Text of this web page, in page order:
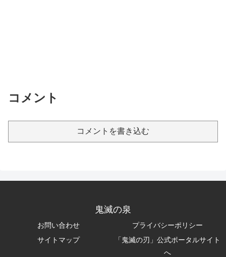
コメント
コメントを書き込む
鬼滅の泉
お問い合わせ
プライバシーポリシー
サイトマップ
「鬼滅の刃」公式ポータルサイト
へ